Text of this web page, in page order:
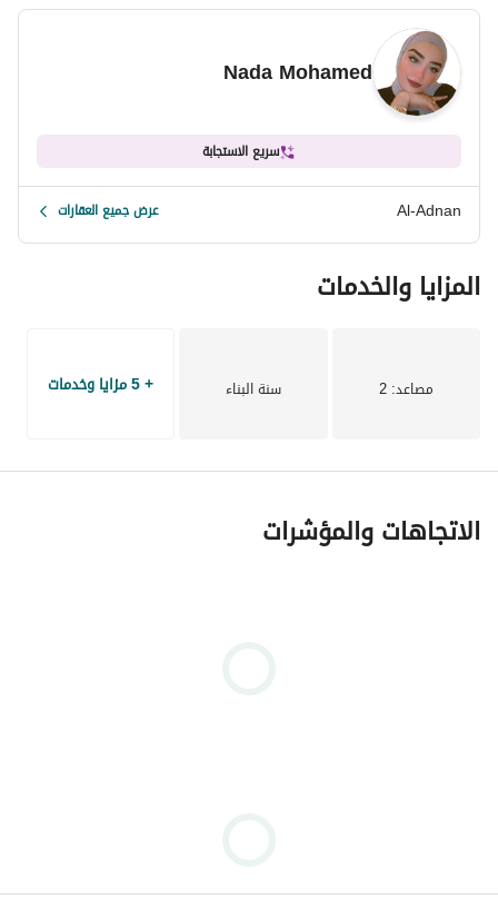
5غرف
طوب أحمر
بلكونة واجهة
مدخل رخام فخم
Nada Mohamed
سريع الاستجابة
Al-Adnan عرض جميع العقارات
المزايا والخدمات
مصاعد: 2 سنة البناء + 5 مزايا وخدمات
الاتجاهات والمؤشرات